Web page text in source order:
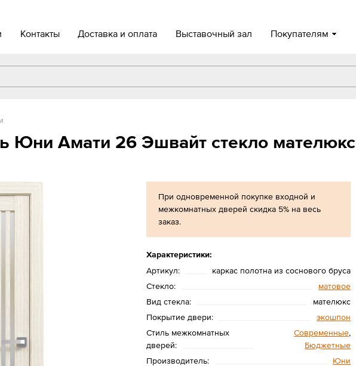
Контакты Доставка и оплата Выставочный зал Покупателям
Юни Амати 26 Эшвайт стекло мателюкс
При одновременной покупке входной и
межкомнатных дверей скидка 5% на весь
заказ.
Характеристики:
Артикул:
каркас полотна из соснового бруса
Стекло:
матовое
Вид стекла:
мателюкс
Покрытие двери:
экошпон
Стиль межкомнатных
дверей:
Современные,
Бюджетные
Производитель:
Юни